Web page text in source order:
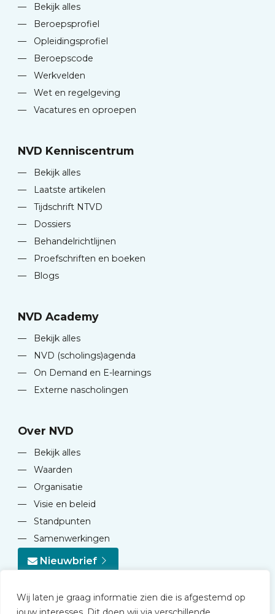
Wij laten je graag informatie zien die is afgestemd op
—
Bekijk alles
—
Beroepsprofiel
—
Opleidingsprofiel
—
Beroepscode
—
Werkvelden
—
Wet en regelgeving
—
Vacatures en oproepen
NVD Kenniscentrum
—
Bekijk alles
—
Laatste artikelen
—
Tijdschrift NTVD
—
Dossiers
—
Behandelrichtlijnen
—
Proefschriften en boeken
—
Blogs
NVD Academy
—
Bekijk alles
—
NVD (scholings)agenda
—
On Demand en E-learnings
—
Externe nascholingen
Over NVD
—
Bekijk alles
—
Waarden
—
Organisatie
—
Visie en beleid
—
Standpunten
—
Samenwerkingen
Nieuwbrief